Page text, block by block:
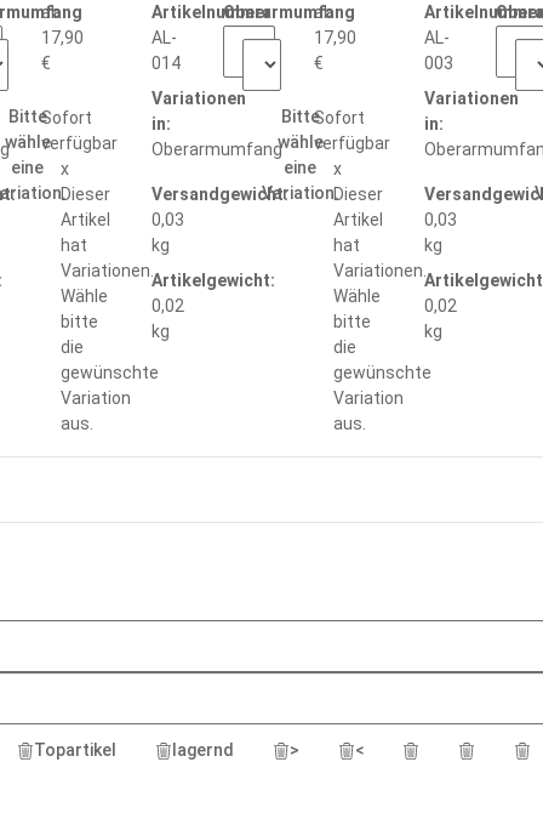
Bitte
wähle
eine
ab
17,90
€
Sofort
verfügbar
x
Dieser
Artikel
hat
Variationen.
Wähle
bitte
die
gewünschte
Variation
aus.
Artikelnummer:
AL-
014
Variationen
in:
Oberarmumfang
Versandgewicht:
0,03
kg
Artikelgewicht:
0,02
kg
Oberarmumfang
Bitte
wähle
eine
Variation.
ab
17,90
€
Sofort
verfügbar
x
Dieser
Artikel
hat
Variationen.
Wähle
bitte
die
gewünschte
Variation
aus.
AL-
003
Variationen
in:
0,03
kg
0,02
kg
Topartikel lagernd > <